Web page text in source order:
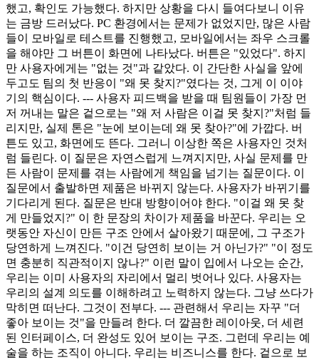
했고, 확인도 가능했다. 하지만 상황을 다시 들여다보니 이유
는 금방 드러났다. PC 환경에서는 문제가 없었지만, 많은 사람
들이 모바일로 테스트를 진행했고, 모바일에서는 좌우 스크롤
을 해야만 그 버튼이 화면에 나타났다. 버튼은 "있었다". 하지
만 사용자에게는 "없는 것"과 같았다. 이 간단한 사실을 앞에
두고도 팀의 첫 반응이 "왜 못 찾지?"였다는 것, 그게 이 이야
기의 핵심이다. --- 사용자 피드백을 받을 때 팀원들이 가장 먼
저 꺼내는 말은 겉으로는 "왜 저 사람은 이걸 못 찾지?"처럼 들
리지만, 실제 톤은 "눈에 보이는데 왜 못 찾아?"에 가깝다. 버
튼도 있고, 화면에도 뜬다. 그러니 이상한 쪽은 사용자인 것처
럼 들린다. 이 질문은 자연스럽게 느껴지지만, 사실 문제를 만
든 사람이 문제를 겪는 사람에게 책임을 넘기는 질문이다. 이
질문에서 출발하면 제품은 바뀌지 않는다. 사용자가 바뀌기를
기다리게 된다. 질문은 반대 방향이어야 한다. "이걸 왜 못 찾
게 만들었지?" 이 한 문장의 차이가 제품을 바꾼다. 우리는 오
랫동안 자신이 만든 구조 안에서 살아왔기 때문에, 그 구조가
당연하게 느껴진다. "이건 당연히 보이는 거 아닌가?" "이 정도
면 충분히 직관적이지 않나?" 이런 말이 입에서 나오는 순간,
우리는 이미 사용자의 자리에서 멀리 벗어나 있다. 사용자는
우리의 설계 의도를 이해하려고 노력하지 않는다. 그냥 쓰다가
막히면 떠난다. 그것이 전부다. --- 관련해서 우리는 자꾸 "더
좋아 보이는 것"을 만들려 한다. 더 깔끔한 레이아웃, 더 세련
된 인터페이스, 더 완성도 있어 보이는 구조. 그런데 우리는 예
술을 하는 조직이 아니다. 우리는 비즈니스를 한다. 겉으로 보